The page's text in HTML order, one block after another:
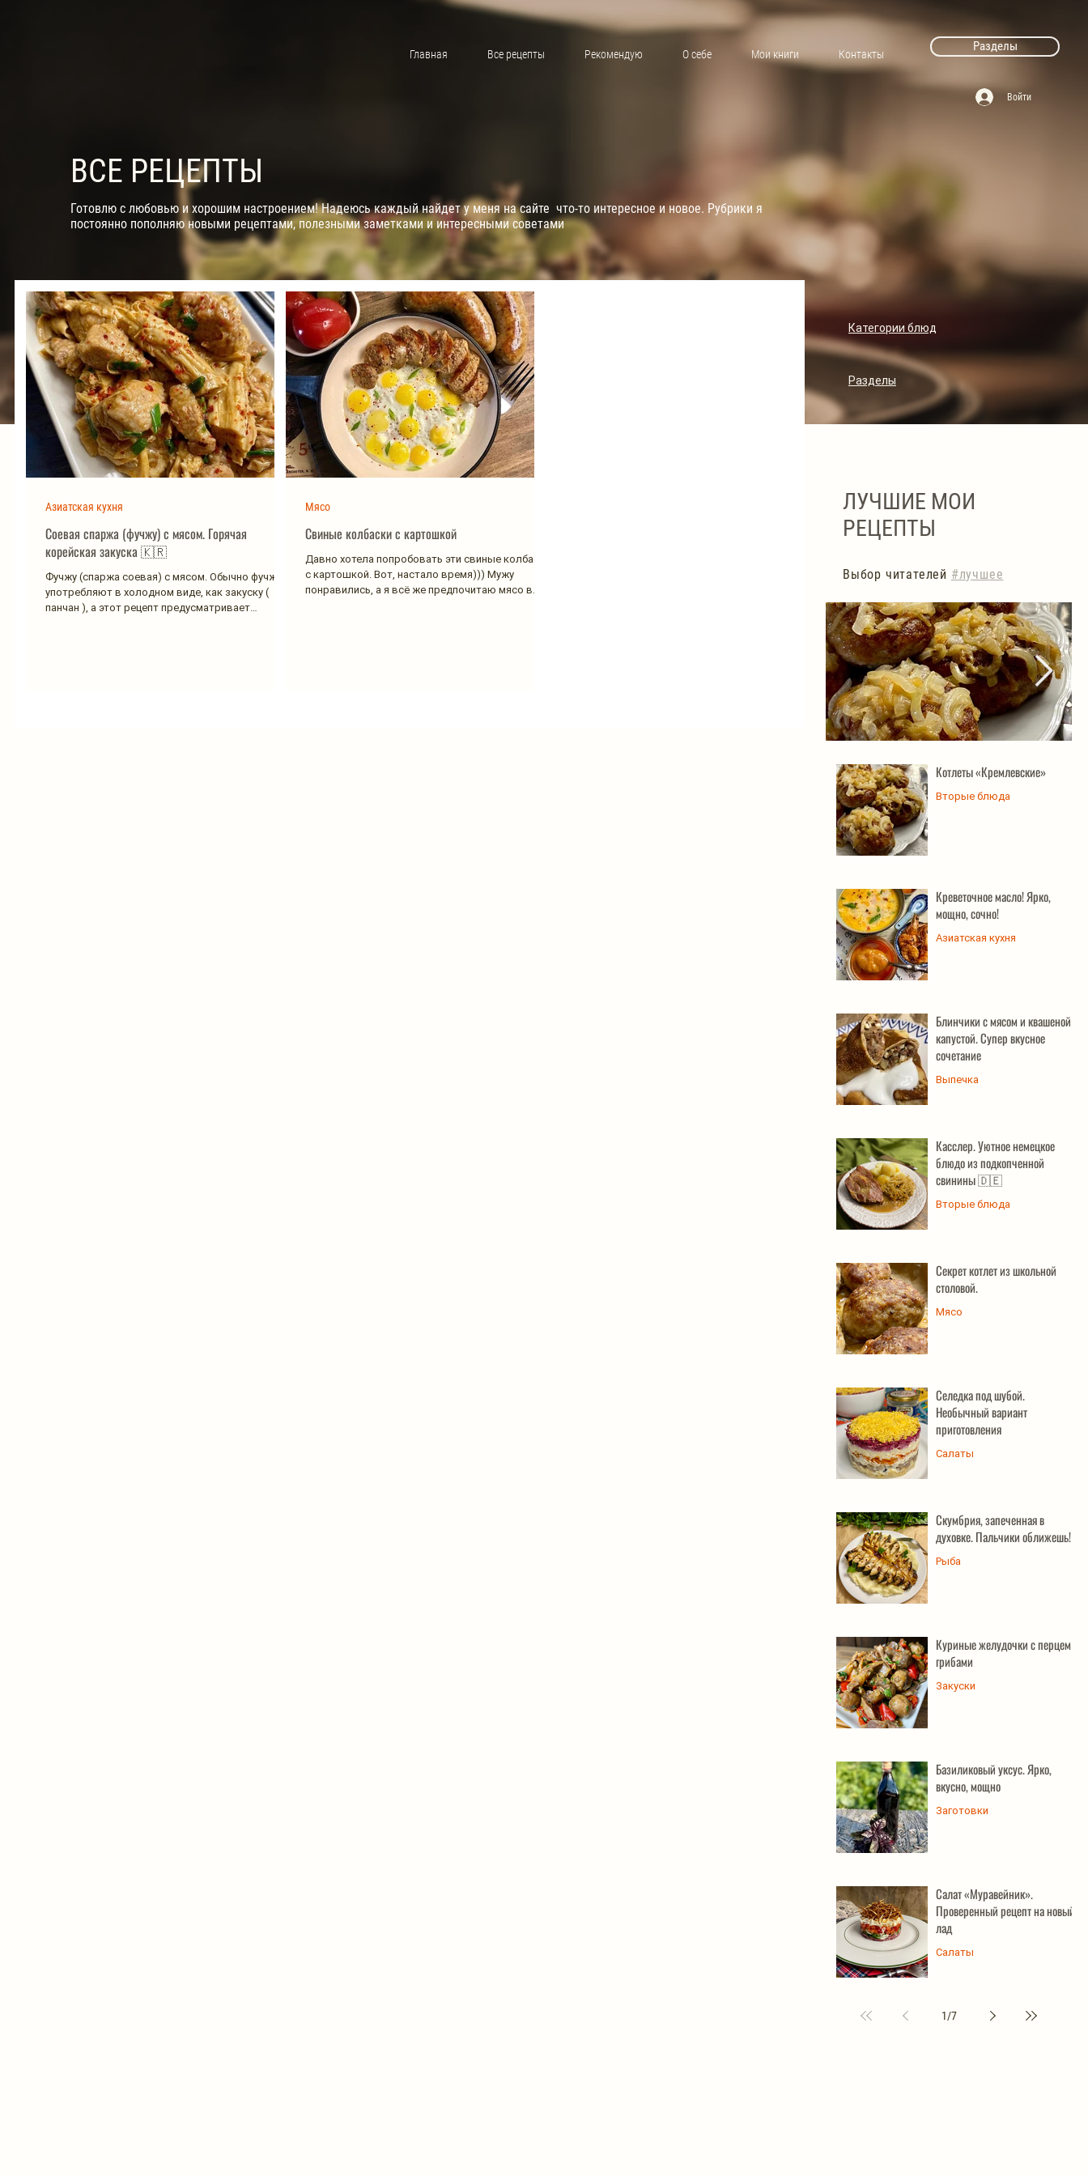
Главная Все рецепты Рекомендую О себе Мои книги Контакты
Разделы
Войти
ВСЕ РЕЦЕПТЫ
Готовлю с любовью и хорошим настроением! Надеюсь каждый найдет у меня на сайте что-то интересное и новое. Рубрики я
постоянно пополняю новыми рецептами, полезными заметками и интересными советами
Категории блюд
Разделы
Соевая спаржа (фучжу) с мясом. Горячая
корейская закуска 🇰🇷
Фучжу (спаржа соевая) с мясом. Обычно фучжу
употребляют в холодном виде, как закуску (
панчан ), а этот рецепт предусматривает
Азиатская кухня
Свиные колбаски с картошкой
Давно хотела попробовать эти свиные колбаски
с картошкой. Вот, настало время))) Мужу
понравились, а я всё же предпочитаю мясо в
Мясо
ЛУЧШИЕ МОИ
РЕЦЕПТЫ
Выбор читателей #лучшее
Котлеты «Кремлевские»
Котлеты «Кремлевские»
Вторые блюда
Креветочное масло! Ярко,
мощно, сочно!
Азиатская кухня
Блинчики с мясом и квашеной
капустой. Супер вкусное
сочетание
Выпечка
Касслер. Уютное немецкое
блюдо из подкопченной
свинины 🇩🇪
Вторые блюда
Секрет котлет из школьной
столовой.
Мясо
Селедка под шубой.
Необычный вариант
приготовления
Салаты
Скумбрия, запеченная в
духовке. Пальчики оближешь!
Рыба
Куриные желудочки с перцем и
грибами
Закуски
Базиликовый уксус. Ярко,
вкусно, мощно
Заготовки
Салат «Муравейник».
Проверенный рецепт на новый
лад
Салаты
1/7